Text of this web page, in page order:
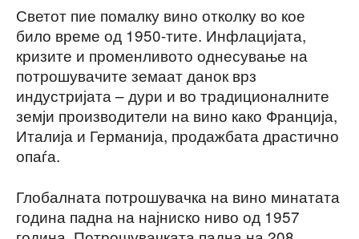
Светот пие помалку вино отколку во кое
било време од 1950-тите. Инфлацијата,
кризите и променливото однесување на
потрошувачите земаат данок врз
индустријата – дури и во традиционалните
земји производители на вино како Франција,
Италија и Германија, продажбата драстично
опаѓа.
Глобалната потрошувачка на вино минатата
година падна на најниско ниво од 1957